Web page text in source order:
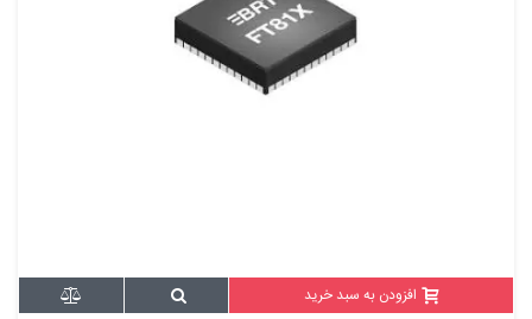
افزودن به سبد خرید